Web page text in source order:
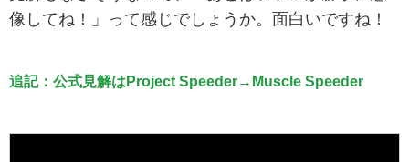
像してね！」って感じでしょうか。面白いですね！
追記：公式見解はProject Speeder→Muscle Speeder